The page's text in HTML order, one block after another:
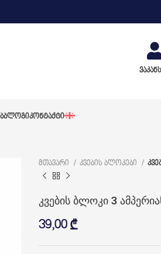
ᲑᲚᲝᲒᲘᲙᲝᲜᲢᲐᲥᲢᲘ
მთავარი კვების ბლოკები
კვების ბლოკი 3
39,00 ₾